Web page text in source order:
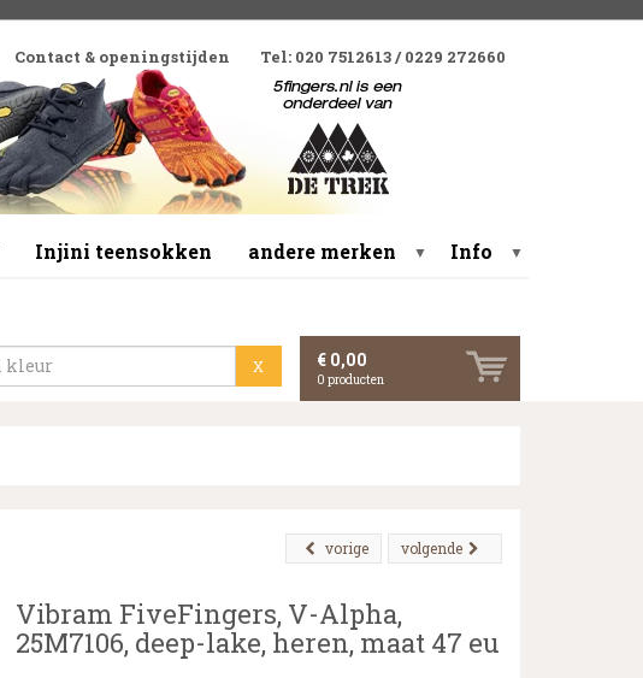
Contact & openingstijden Tel: 020 7512613 / 0229 272660
Injini teensokken andere merken ▼ Info ▼
X € 0,00
0 producten
volgende
vorige
Vibram FiveFingers, V-Alpha,
25M7106, deep-lake, heren, maat 47 eu